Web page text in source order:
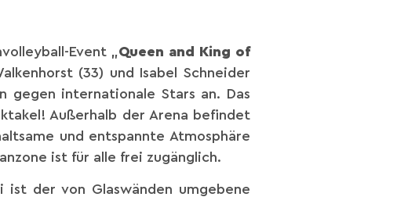
Event „Queen and King of
(33) und Isabel Schneider
gegen internationale Stars an. Das
Außerhalb der Arena befindet
und entspannte Atmosphäre
ist für alle frei zugänglich.
ist der von Glaswänden umgebene